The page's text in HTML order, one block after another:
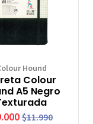
Hound
Colour
A5 Negro
$11.990